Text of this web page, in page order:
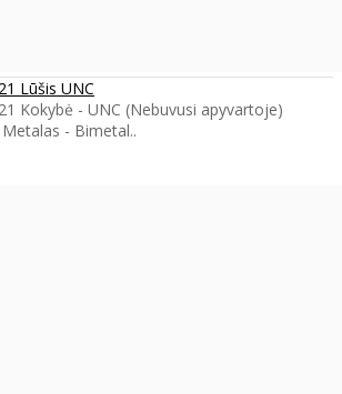
Lūšis UNC
Kokybė - UNC (Nebuvusi apyvartoje)
- Bimetal..